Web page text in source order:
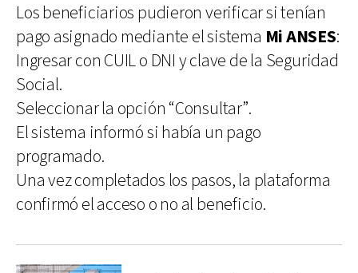
Los beneficiarios pudieron verificar si tenían
pago asignado mediante el sistema Mi ANSES:
Ingresar con CUIL o DNI y clave de la Seguridad
Social.
Seleccionar la opción “Consultar”.
El sistema informó si había un pago
programado.
Una vez completados los pasos, la plataforma
confirmó el acceso o no al beneficio.